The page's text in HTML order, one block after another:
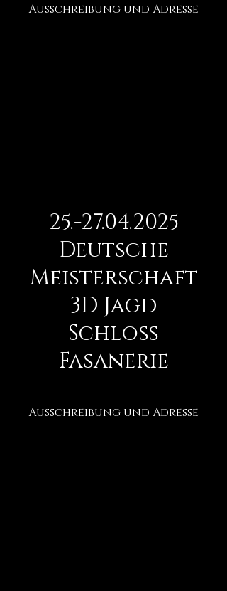
Ausschreibung und Adresse
25.-27.04.2025
Deutsche
Meisterschaft
3D Jagd
Schloß
Fasanerie
Ausschreibung und Adresse